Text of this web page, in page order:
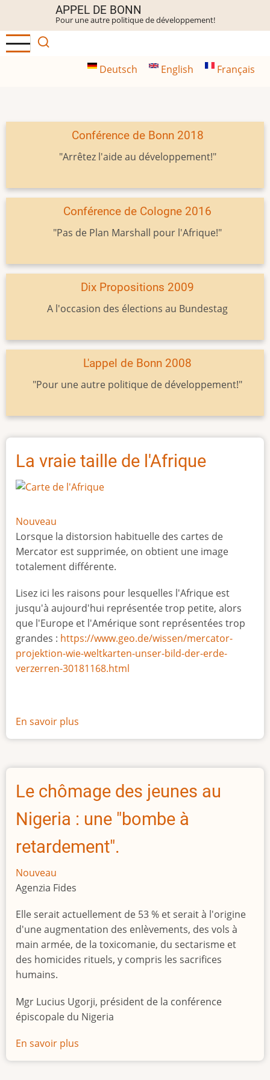
contenu
principal
APPEL DE BONN
Pour une autre politique de développement!
Deutsch English Français
Conférence de Bonn 2018
"Arrêtez l'aide au développement!"
Conférence de Cologne 2016
"Pas de Plan Marshall pour l'Afrique!"
Dix Propositions 2009
A l'occasion des élections au Bundestag
L'appel de Bonn 2008
"Pour une autre politique de développement!"
La vraie taille de l'Afrique
Nouveau
Lorsque la distorsion habituelle des cartes de
Mercator est supprimée, on obtient une image
totalement différente.
Lisez ici les raisons pour lesquelles l'Afrique est
jusqu'à aujourd'hui représentée trop petite, alors
que l'Europe et l'Amérique sont représentées trop
grandes : https://www.geo.de/wissen/mercator-
projektion-wie-weltkarten-unser-bild-der-erde-
verzerren-30181168.html
En savoir plus
La
taille
l'Afrique
Le chômage des jeunes au
Nigeria : une "bombe à
retardement".
Nouveau
Agenzia Fides
Elle serait actuellement de 53 % et serait à l'origine
d'une augmentation des enlèvements, des vols à
main armée, de la toxicomanie, du sectarisme et
des homicides rituels, y compris les sacrifices
humains.
Mgr Lucius Ugorji, président de la conférence
épiscopale du Nigeria
En savoir plus
Le